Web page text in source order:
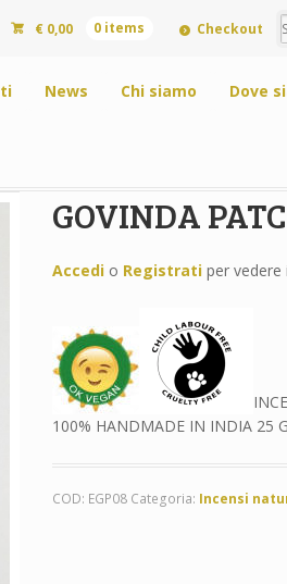
€ 0,00 0 items Checkout
News Chi siamo Dove
GOVINDA
Accedio Registratiper vedere
100% HANDMADE IN INDIA 25
COD: EGP08 Categoria: Incensi